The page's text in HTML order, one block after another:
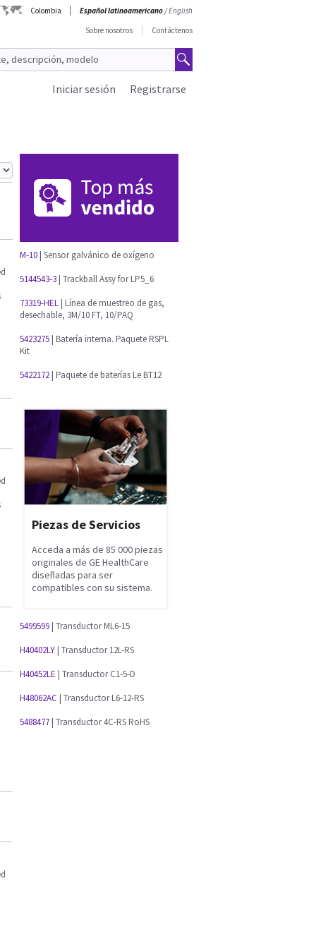
Colombia Español latinoamericano/English
Sobre nosotros
Contáctenos
Registrarse
Iniciar sesión
M-10 | Sensor galvánico de oxígeno
5144543-3 | Trackball Assy for LP5_6
73319-HEL | Línea de muestreo de gas,
desechable, 3M/10 FT, 10/PAQ
5423275 | Batería interna. Paquete RSPL
Kit
5422172 | Paquete de baterías Le BT12
Piezas de Servicios
Acceda a más de 85 000 piezas
originales de GE HealthCare
diseñadas para ser
compatibles con su sistema.
5499599 | Transductor ML6-15
H40402LY | Transductor 12L-RS
H40452LE | Transductor C1-5-D
H48062AC | Transductor L6-12-RS
5488477 | Transductor 4C-RS RoHS